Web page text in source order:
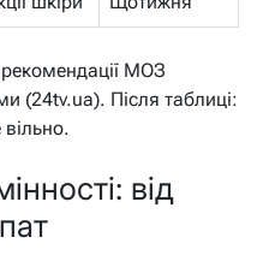
рекомендації МОЗ
(24tv.ua). Після таблиці:
від